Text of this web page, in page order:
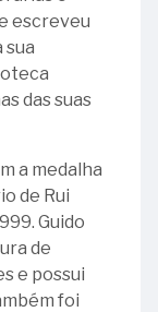
escreveu
sua
das suas
a medalha
de Rui
Guido
de
e possui
foi